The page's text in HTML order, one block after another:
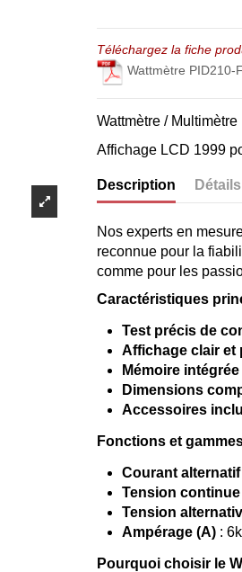
Téléchargez la fiche
Wattmètre PID210-
Wattmètre /
Affichage LCD 1999
Description
Nos experts en
reconnue pour la
comme pour les
Caractéristiques
Test précis de
Affichage clair et
Mémoire intégrée
Dimensions
Accessoires
Fonctions et
Courant alternatif
Tension continue
Tension
Ampérage (A) :
Pourquoi choisir le